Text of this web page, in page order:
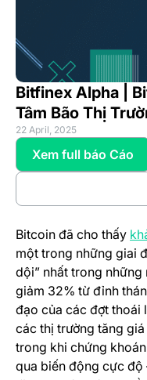
Bitfinex Alpha |
Tâm Bão Thị
22 April, 2025
Xem full báo Cáo
(opens in
Bitcoin đã cho thấy
một trong những giai
dội” nhất trong những
giảm 32% từ đỉnh
đạo của các đợt thoái
các thị trường tăng
trong khi chứng
qua biến động cực độ